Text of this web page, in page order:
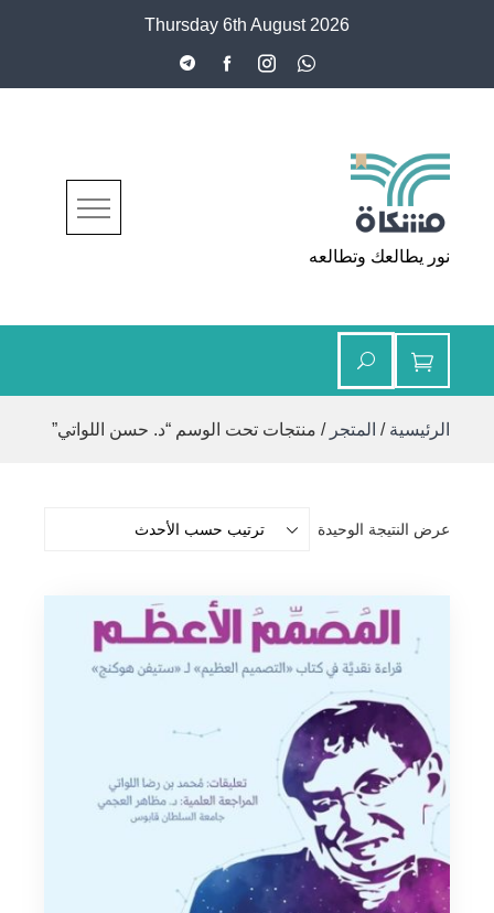
Thursday 6th August 2026
مشكاة
نور يطالعك وتطالعه
الرئيسية / المتجر / منتجات تحت الوسم “د. حسن اللواتي”
عرض النتيجة الوحيدة